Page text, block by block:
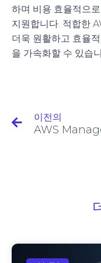
하며 비용 효율적으
지원합니다. 적합한
더욱 원활하고 효율
을 가속화할 수 있습
이전의